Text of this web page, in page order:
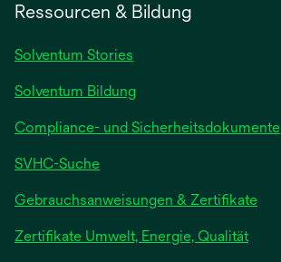
Ressourcen & Bildung
Solventum Stories
Solventum Bildung
Compliance- und Sicherheitsdokumente
SVHC-Suche
Gebrauchsanweisungen & Zertifikatewird
Zertifikate Umwelt, Energie, Qualität